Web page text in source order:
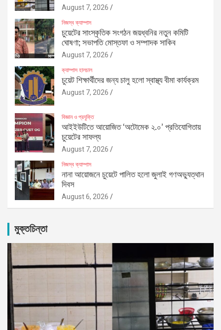
August 7, 2026
নিজস্ব ক্যাম্পাস
চুয়েটের সাংস্কৃতিক সংগঠন জয়ধ্বনির নতুন কমিটি
ঘোষণা; সভাপতি মোস্তফা ও সম্পাদক সাকিব
August 7, 2026
ক্যাম্পাস হালচাল
চুয়েট শিক্ষার্থীদের জন্য চালু হলো স্বাস্থ্য বীমা কার্যক্রম
August 7, 2026
বিজ্ঞান ও প্রযুক্তি
আইইউটিতে আয়োজিত ‘অটোমেক ২.০’ প্রতিযোগিতায়
চুয়েটের সাফল্য
August 7, 2026
নিজস্ব ক্যাম্পাস
নানা আয়োজনে চুয়েটে পালিত হলো জুলাই গণঅভ্যুত্থান
দিবস
August 6, 2026
মুক্তচিন্তা